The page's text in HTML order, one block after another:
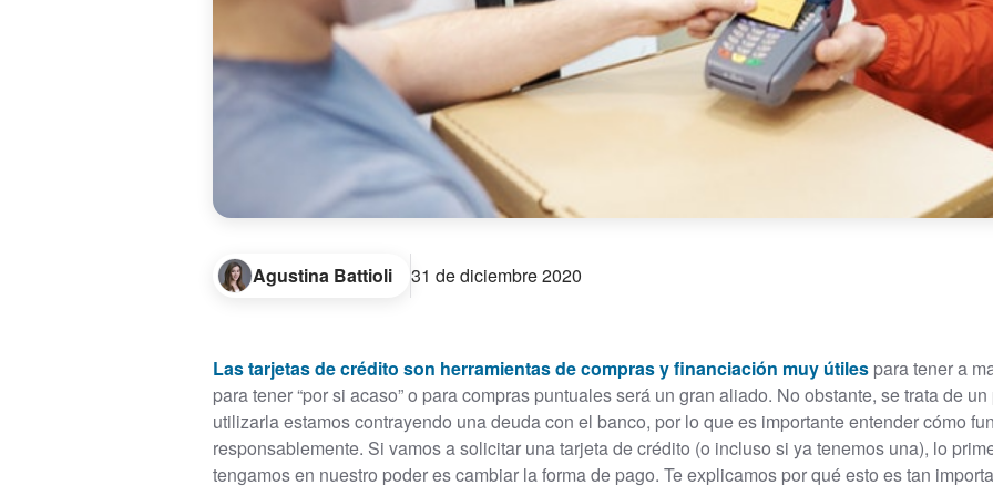
Agustina Battioli 31 de diciembre 2020
Las tarjetas de crédito son herramientas de compras y financiación muy útiles para tener a
para tener “por si acaso” o para compras puntuales será un gran aliado. No obstante, se trata de
utilizarla estamos contrayendo una deuda con el banco, por lo que es importante entender cómo
responsablemente. Si vamos a solicitar una tarjeta de crédito (o incluso si ya tenemos una), lo
tengamos en nuestro poder es cambiar la forma de pago. Te explicamos por qué esto es tan